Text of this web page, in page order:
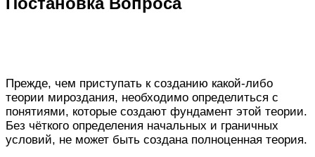
Прежде, чем приступать к созданию какой-либо
теории мироздания, необходимо определиться с
понятиями, которые создают фундамент этой теории.
Без чёткого определения начальных и граничных
условий, не может быть создана полноценная теория.